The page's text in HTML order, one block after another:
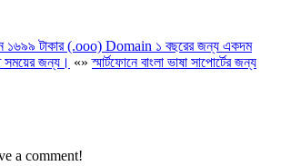
১৬৯৯ টাকার (.ooo) Domain ১ বছরের জন্য একদম
সময়ের জন্য। «»স্মার্টফোনে বাংলা ভাষা সাপোর্টের জন্য
a comment!